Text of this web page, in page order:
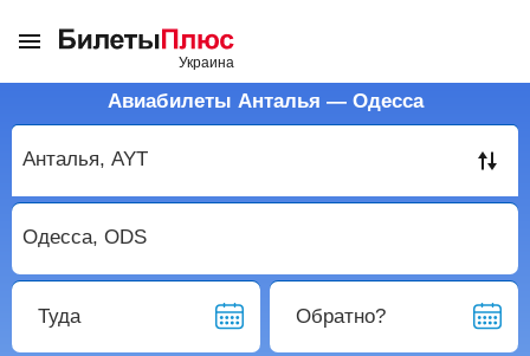
Авиабилеты Анталья — Одесса
Туда Обратно?